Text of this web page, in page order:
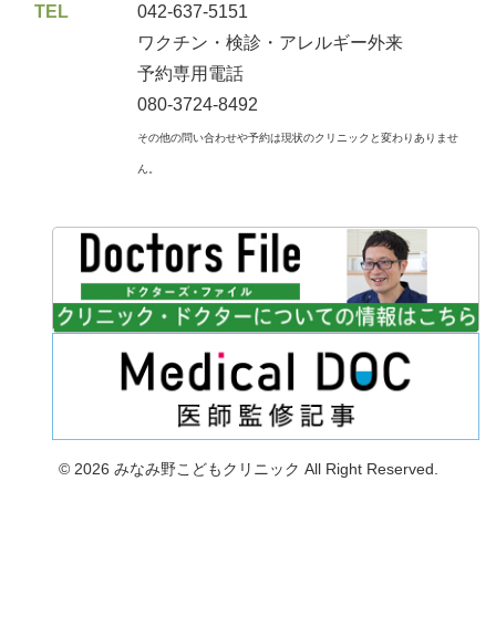
TEL
042-637-5151
ワクチン・検診・アレルギー外来
予約専用電話
080-3724-8492
その他の問い合わせや予約は現状のクリニックと変わりありませ
ん。
© 2026 みなみ野こどもクリニック All Right Reserved.